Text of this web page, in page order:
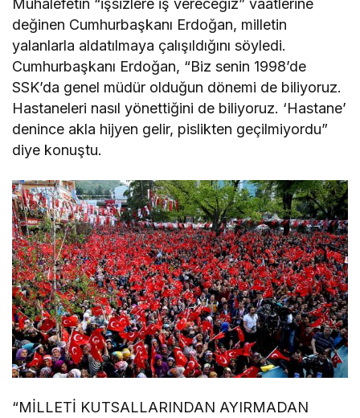
değinen Cumhurbaşkanı Erdoğan, milletin
yalanlarla aldatılmaya çalışıldığını söyledi.
Cumhurbaşkanı Erdoğan, “Biz senin 1998’de
SSK’da genel müdür olduğun dönemi de biliyoruz.
Hastaneleri nasıl yönettiğini de biliyoruz. ‘Hastane’
denince akla hijyen gelir, pislikten geçilmiyordu”
diye konuştu.
“MİLLETİ KUTSALLARINDAN AYIRMADAN